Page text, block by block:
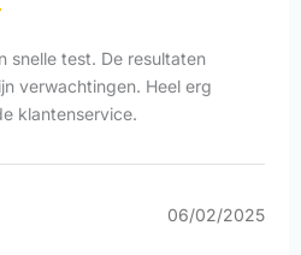
snelle test. De resultaten
verwachtingen. Heel erg
klantenservice.
06/02/2025